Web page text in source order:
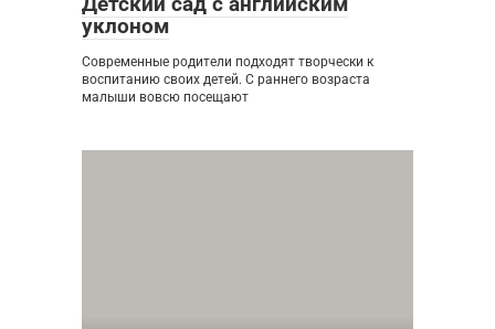
уклоном
Современные родители подходят творчески к
воспитанию своих детей. С раннего возраста
малыши вовсю посещают